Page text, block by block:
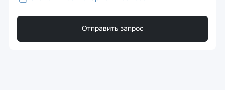
Отправить запрос